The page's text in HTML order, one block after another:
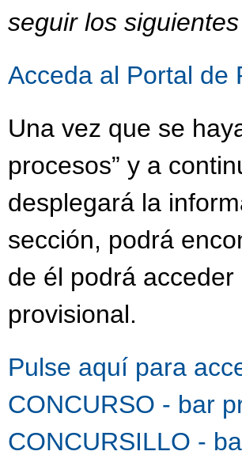
seguir los
Acceda al Portal de
Una vez que se
procesos” y a
desplegará la
sección, podrá
de él podrá
provisional.
Pulse aquí para
CONCURSO - bar
CONCURSILLO -